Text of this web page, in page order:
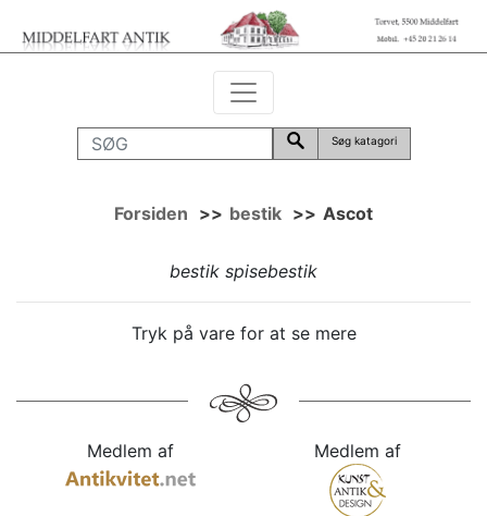
Søg katagori
Forsiden >> bestik >> Ascot
bestik spisebestik
Tryk på vare for at se mere
Medlem af Medlem af